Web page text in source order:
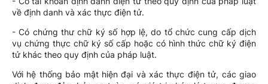
về định danh và xác thực điện tử.
- Có chứng thư chữ ký số hợp lệ, do tổ chức cung cấp dịch
vụ chứng thực chữ ký số cấp hoặc có hình thức chữ ký điện
tử khác theo quy định của pháp luật.
Với hệ thống bảo mật hiện đại và xác thực điện tử, các giao